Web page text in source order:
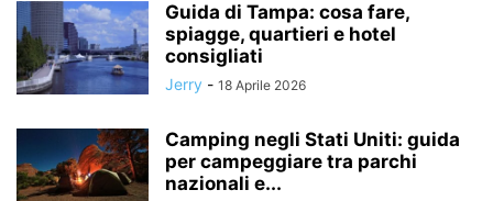
Guida di Tampa: cosa fare,
spiagge, quartieri e hotel
consigliati
Jerry - 18 Aprile 2026
Camping negli Stati Uniti: guida
per campeggiare tra parchi
nazionali e...